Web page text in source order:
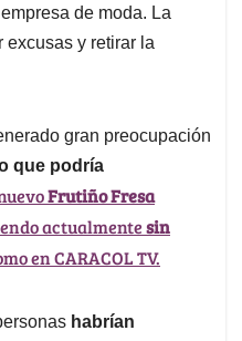
de moda. La
excusas y retirar la
gran preocupación
que podría
Frutiño Fresa
actualmentesin
en CARACOL TV.
habrían